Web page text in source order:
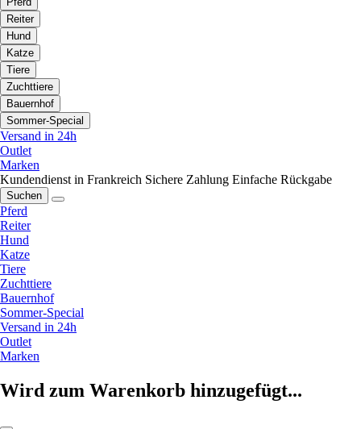
Reiter
Hund
Katze
Tiere
Zuchttiere
Bauernhof
Sommer-Special
Versand in 24h
Outlet
Marken
Kundendienst in Frankreich Sichere Zahlung Einfache Rückgabe
Suchen
Pferd
Reiter
Hund
Katze
Tiere
Zuchttiere
Bauernhof
Sommer-Special
Versand in 24h
Outlet
Marken
Wird zum Warenkorb hinzugefügt...